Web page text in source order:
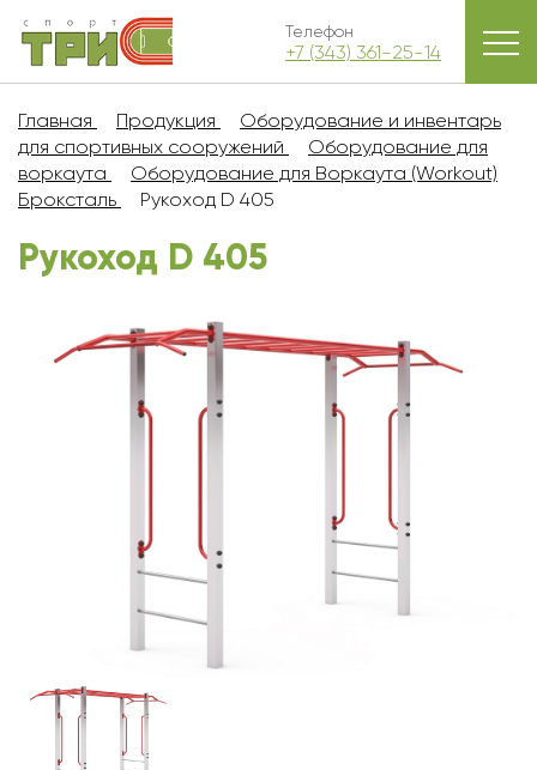
Телефон
+7 (343) 361-25-14
Главная Продукция
Оборудование и инвентарь
для спортивных сооружений
Оборудование для
воркаута
Оборудование для Воркаута (Workout)
Броксталь
Рукоход D 405
Рукоход D 405